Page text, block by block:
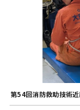
第54回消防救助技術